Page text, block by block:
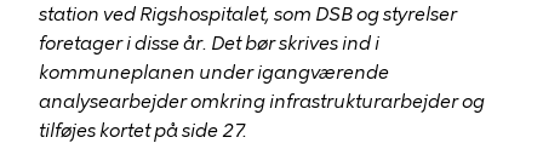
station ved Rigshospitalet, som DSB og styrelser
foretager i disse år. Det bør skrives ind i
kommuneplanen under igangværende
analysearbejder omkring infrastrukturarbejder og
tilføjes kortet på side 27.